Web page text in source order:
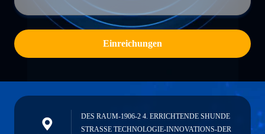
Einreichungen
DES RAUM-1906-2 4. ERRICHTENDE SHUNDE
STRASSE TECHNOLOGIE-INNOVATIONS-DER